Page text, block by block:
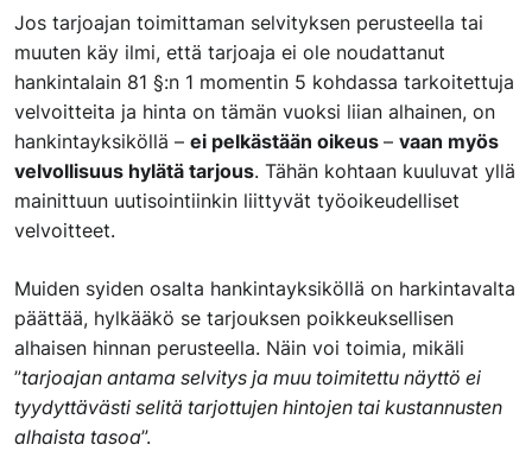
Jos tarjoajan toimittaman selvityksen perusteella tai
muuten käy ilmi, että tarjoaja ei ole noudattanut
hankintalain 81 §:n 1 momentin 5 kohdassa tarkoitettuja
velvoitteita ja hinta on tämän vuoksi liian alhainen, on
hankintayksiköllä – ei pelkästään oikeus – vaan myös
velvollisuus hylätä tarjous. Tähän kohtaan kuuluvat yllä
mainittuun uutisointiinkin liittyvät työoikeudelliset
velvoitteet.
Muiden syiden osalta hankintayksiköllä on harkintavalta
päättää, hylkääkö se tarjouksen poikkeuksellisen
alhaisen hinnan perusteella. Näin voi toimia, mikäli
”tarjoajan antama selvitys ja muu toimitettu näyttö ei
tyydyttävästi selitä tarjottujen hintojen tai kustannusten
alhaista tasoa”.